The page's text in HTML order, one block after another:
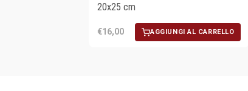
20x25 cm
€16,00 AGGIUNGI AL CARRELLO